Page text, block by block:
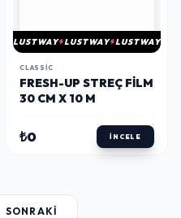
LUSTWAY LUSTWAY LUSTWAY
CLASSIC
FRESH-UP STREÇ FILM
30 CM X 10 M
₺0 İNCELE
SONRAKI